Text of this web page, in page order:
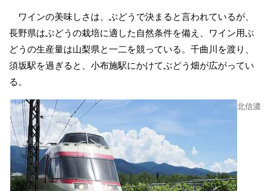
ワインの美味しさは、ぶどうで決まると言われているが、
長野県はぶどうの栽培に適した自然条件を備え、ワイン用ぶ
どうの生産量は山梨県と一二を競っている。千曲川を渡り、
須坂駅を過ぎると、小布施駅にかけてぶどう畑が広がってい
る。
北信濃